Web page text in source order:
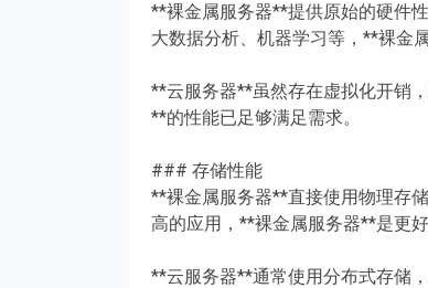
**裸金属服务器**提供原始的硬件
大数据分析、机器学习等，**裸金
**云服务器**虽然存在虚拟化开销
**的性能已足够满足需求。
### 存储性能
**裸金属服务器**直接使用物理存
高的应用，**裸金属服务器**是更好
**云服务器**通常使用分布式存储